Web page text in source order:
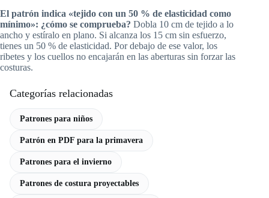
El patrón indica «tejido con un 50 % de elasticidad como
mínimo»: ¿cómo se comprueba? Dobla 10 cm de tejido a lo
ancho y estíralo en plano. Si alcanza los 15 cm sin esfuerzo,
tienes un 50 % de elasticidad. Por debajo de ese valor, los
ribetes y los cuellos no encajarán en las aberturas sin forzar las
costuras.
Categorías relacionadas
Patrones para niños
Patrón en PDF para la primavera
Patrones para el invierno
Patrones de costura proyectables